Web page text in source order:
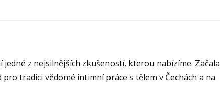
jedné z nejsilnějších zkušeností, kterou nabízíme. Začala
tradici vědomé intimní práce s tělem v Čechách a na